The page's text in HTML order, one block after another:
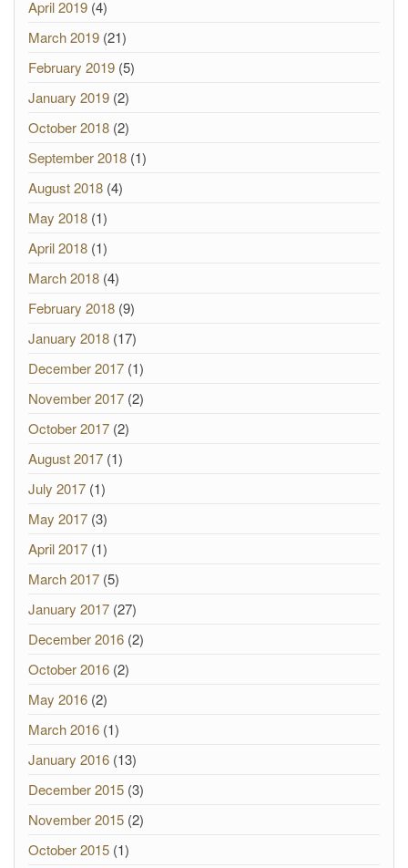
April 2019 (4)
March 2019 (21)
February 2019 (5)
January 2019 (2)
October 2018 (2)
September 2018 (1)
August 2018 (4)
May 2018 (1)
April 2018 (1)
March 2018 (4)
February 2018 (9)
January 2018 (17)
December 2017 (1)
November 2017 (2)
October 2017 (2)
August 2017 (1)
July 2017 (1)
May 2017 (3)
April 2017 (1)
March 2017 (5)
January 2017 (27)
December 2016 (2)
October 2016 (2)
May 2016 (2)
March 2016 (1)
January 2016 (13)
December 2015 (3)
November 2015 (2)
October 2015 (1)